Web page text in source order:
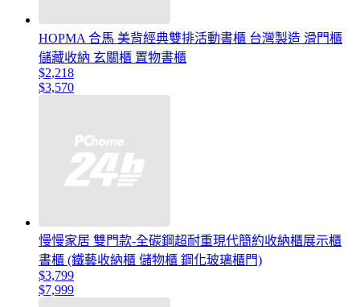
HOPMA 合馬 美背經典雙排活動書櫃 台灣製造 滑門櫃
儲藏收納 玄關櫃 置物書櫃
$2,218
$3,570
慢慢家居 雙門款-全碳鋼超耐重現代簡約收納櫃展示櫃
書櫃 (鐵藝收納櫃 儲物櫃 鋼化玻璃櫃門)
$3,799
$7,999